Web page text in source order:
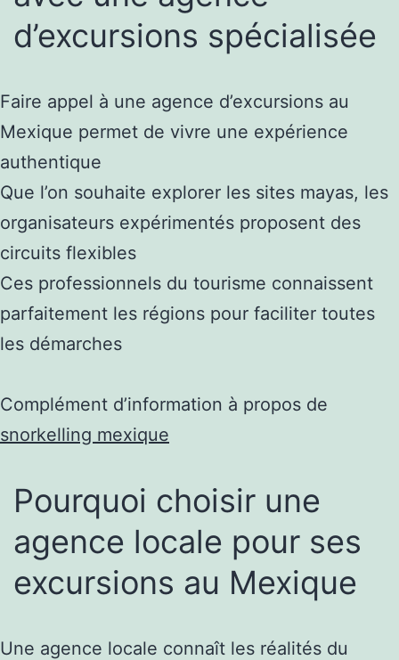
d’excursions spécialisée
Faire appel à une agence d’excursions au
Mexique permet de vivre une expérience
authentique
Que l’on souhaite explorer les sites mayas, les
organisateurs expérimentés proposent des
circuits flexibles
Ces professionnels du tourisme connaissent
parfaitement les régions pour faciliter toutes
les démarches
Complément d’information à propos de
snorkelling mexique
Pourquoi choisir une
agence locale pour ses
excursions au Mexique
Une agence locale connaît les réalités du